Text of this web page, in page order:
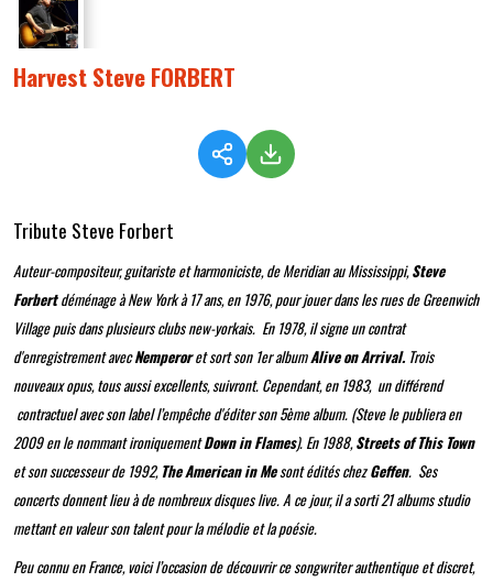
Harvest Steve FORBERT
Tribute Steve Forbert
Auteur-compositeur, guitariste et harmoniciste, de Meridian au Mississippi,Steve
Forbertdéménage à New York à 17 ans, en 1976, pour jouer dans les rues de Greenwich
Village puis dans plusieurs clubs new-yorkais. En 1978, il signe un contrat
d'enregistrement avecNemperoret sort son 1er albumAlive on Arrival. Trois
nouveaux opus, tous aussi excellents, suivront. Cependant, en 1983, un différend
contractuel avec son label l’empêche d'éditer son 5ème album. (Steve le publiera en
2009 en le nommant ironiquementDown in Flames). En 1988,Streets of This Town
et son successeur de 1992, The American in Mesont édités chezGeffen. Ses
concerts donnent lieu à de nombreux disques live. A ce jour, il a sorti 21 albums studio
mettant en valeur son talent pour la mélodie et la poésie.
Peu connu en France, voici l’occasion de découvrir ce songwriter authentique et discret,